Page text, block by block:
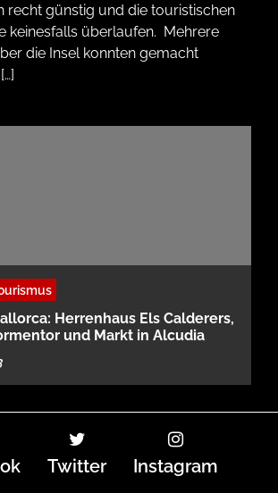
recht günstig und die touristischen
keinesfalls überlaufen. Mehrere
die Insel konnten gemacht
Herrenhaus Els Calderers,
und Markt in Alcudia
Twitter Instagram